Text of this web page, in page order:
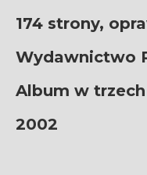
174 strony,
Wydawnictwo
Album w
2002